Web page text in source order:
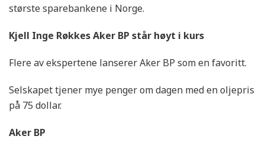
største sparebankene i Norge.
Kjell Inge Røkkes Aker BP står høyt i kurs
Flere av ekspertene lanserer Aker BP som en favoritt.
Selskapet tjener mye penger om dagen med en oljepris
på 75 dollar.
Aker BP